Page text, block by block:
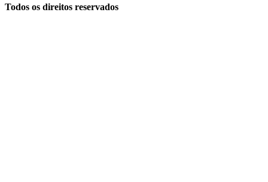
Todos os direitos reservados